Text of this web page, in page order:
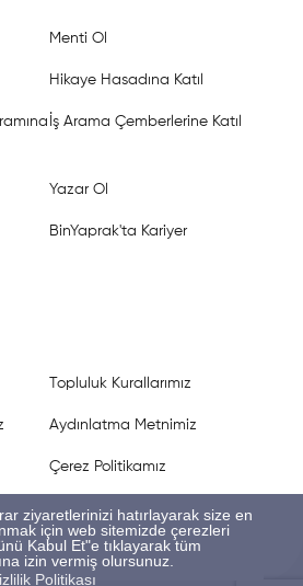
ziyaretlerinizi hatırlayarak size en
için web sitemizde çerezleri
Kabul Et"e tıklayarak tüm
izin vermiş olursunuz.
Politikası
Menti Ol
Hikaye Hasadına Katıl
İş Arama Çemberlerine Katıl
Yazar Ol
BinYaprak'ta Kariyer
Topluluk Kurallarımız
Aydınlatma Metnimiz
Çerez Politikamız